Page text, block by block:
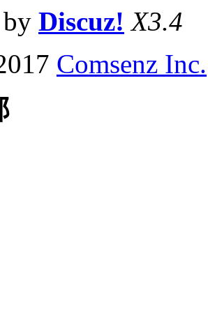
Discuz! X3.4
Comsenz Inc.